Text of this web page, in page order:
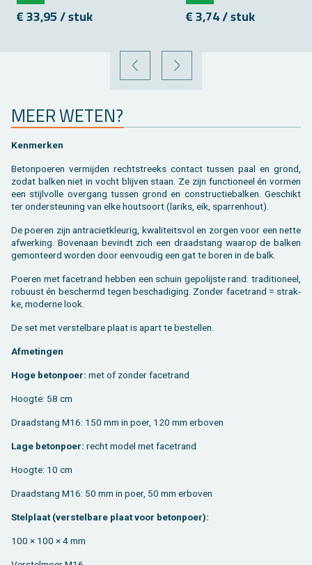
€ 33,95 / stuk € 3,74 / stuk
VORIGE VOLGENDE
MEER WETEN?
Ken­mer­ken
Be­ton­poe­ren ver­mij­den recht­streeks con­tact tus­sen paal en grond,
zodat bal­ken niet in vocht blij­ven staan. Ze zijn func­ti­o­neel én vor­men
een stijl­vol­le over­gang tus­sen grond en con­struc­tie­bal­ken. Ge­schikt
ter on­der­steu­ning van elke hout­soort (la­riks, eik, spar­ren­hout).
De poe­ren zijn an­tra­ciet­kleu­rig, kwa­li­teits­vol en zor­gen voor een nette
af­wer­king. Bo­ven­aan be­vindt zich een draad­stang waar­op de bal­ken
ge­mon­teerd wor­den door een­vou­dig een gat te boren in de balk.
Poe­ren met fa­cetrand heb­ben een schuin ge­po­lijs­te rand: tra­di­ti­o­neel,
ro­buust én be­schermd tegen be­scha­di­ging. Zon­der fa­cetrand = strak­
ke, mo­der­ne look.
De set met ver­stel­ba­re plaat is apart te be­stel­len.
Af­me­tin­gen
Hoge be­ton­poer: met of zon­der fa­cetrand
Hoog­te: 58 cm
Draad­stang M16: 150 mm in poer, 120 mm er­bo­ven
Lage be­ton­poer: recht model met fa­cetrand
Hoog­te: 10 cm
Draad­stang M16: 50 mm in poer, 50 mm er­bo­ven
Stel­plaat (ver­stel­ba­re plaat voor be­ton­poer):
100 × 100 × 4 mm